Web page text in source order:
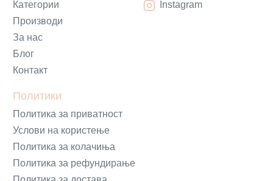
Категории
Производи
За нас
Блог
Контакт
Политики
Политика за приватност
Услови на користење
Политика за колачиња
Политика за рефундирање
Instagram